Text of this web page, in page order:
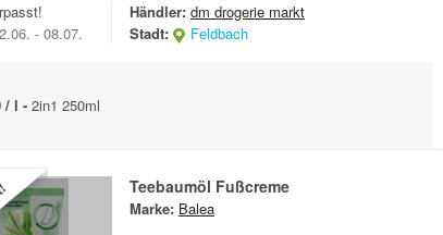
- 08.07.
Händler: dm drogerie markt
Stadt:
Feldbach
/ l - 2in1 250ml
Teebaumöl Fußcreme
Marke: Balea